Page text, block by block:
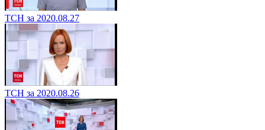
ТСН за 2020.08.27
ТСН за 2020.08.26